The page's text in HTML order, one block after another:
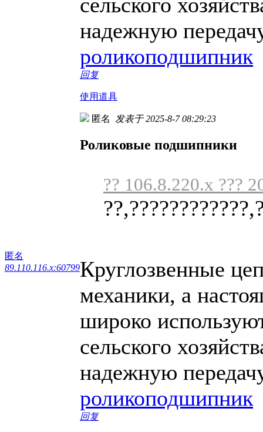
надежную
роликоподшипник
回复
使用道具
匿名
89.110.116.x:60799
匿名 发表于 2025-8-7 08:29:23
Роликовые подшипники
?? 106.8.220.x ???
Круглозвенные
механики, а
широко
сельского
надежную
роликоподшипник
回复